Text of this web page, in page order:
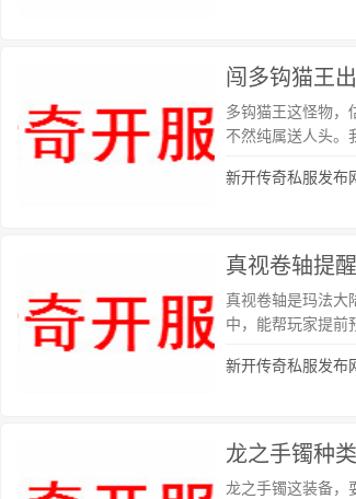
闯多钩猫王
多钩猫王这怪物，
不然纯属送人头。
新开传奇私服发布
真视卷轴提
真视卷轴是玛法大
中，能帮玩家提前
新开传奇私服发布
龙之手镯种
龙之手镯这装备，